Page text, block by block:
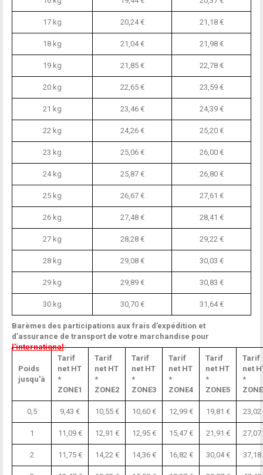
17 kg 20,24 € 21,18 €
18 kg 21,04 € 21,98 €
19 kg 21,85 € 22,78 €
20 kg 22,65 € 23,59 €
21 kg 23,46 € 24,39 €
22 kg 24,26 € 25,20 €
23 kg 25,06 € 26,00 €
24 kg 25,87 € 26,80 €
25 kg 26,67 € 27,61 €
26 kg 27,48 € 28,41 €
27 kg 28,28 € 29,22 €
28 kg 29,08 € 30,03 €
29 kg 29,89 € 30,83 €
30 kg 30,70 € 31,64 €
Barèmes des participations aux frais d’expédition et
d’assurance de transport de votre marchandise pour
l'international:
Poids
jusqu'à
Tarif
net HT
*
ZONE1
Tarif
net HT
*
ZONE2
Tarif
net HT
*
ZONE3
Tarif
net HT
*
ZONE4
Tarif
net HT
*
ZONE5
Tarif
net
*
0,5 9,43 € 10,55 € 10,60 € 12,99 € 19,81 € 23,02
1 11,09 € 12,91 € 12,95 € 15,47 € 21,91 € 27,07
2 11,75 € 14,22 € 14,36 € 16,82 € 30,04 € 37,18